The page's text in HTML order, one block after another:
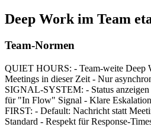
Deep Work im Team
Team-Normen
QUIET HOURS: - Team-weite Deep
Meetings in dieser Zeit - Nur
SIGNAL-SYSTEM: - Status anzeigen
für "In Flow" Signal - Klare
FIRST: - Default: Nachricht statt
Standard - Respekt für Response-